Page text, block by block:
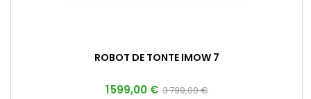
ROBOT DE TONTE IMOW 7
Prix
1 599,00 € Prix
3 799,00 €